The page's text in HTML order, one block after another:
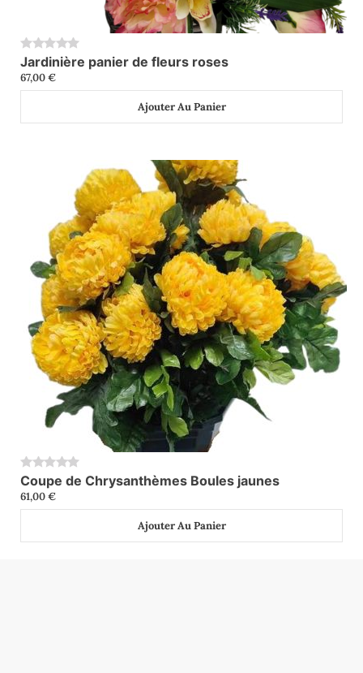
0
Jardinière panier de fleurs roses
67,00€
Ajouter Au Panier
0
Coupe de Chrysanthèmes Boules jaunes
61,00€
Ajouter Au Panier